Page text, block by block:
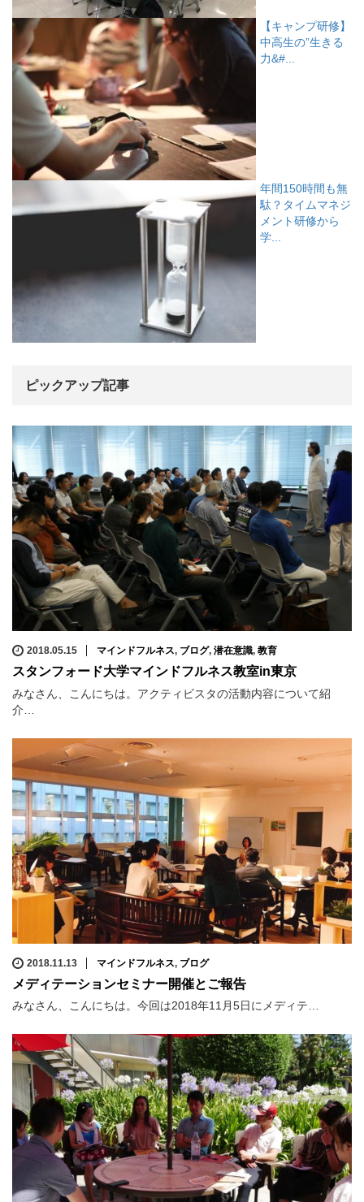
【キャンプ研修】
中高生の”生きる
力&#...
年間150時間も無
駄？タイムマネジ
メント研修から
学...
ピックアップ記事
2018.05.15 マインドフルネス, ブログ, 潜在意識, 教育
スタンフォード大学マインドフルネス教室in東京
みなさん、こんにちは。アクティビスタの活動内容について紹
介…
2018.11.13 マインドフルネス, ブログ
メディテーションセミナー開催とご報告
みなさん、こんにちは。今回は2018年11月5日にメディテ…